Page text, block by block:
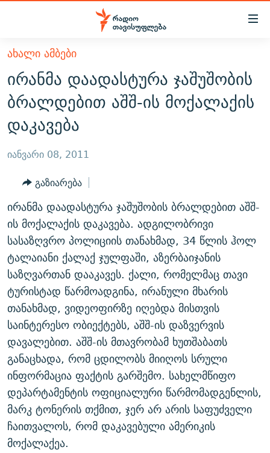
Accessibility
მთავარ
შინაარსზე
დაბრუნება
მთავარ
ნავიგაციაზე
დაბრუნება
ძიებაზე
ᲐᲮᲐᲚᲘ ᲐᲛᲑᲔᲑᲘ
ᲗᲔᲛᲔᲑᲘ
ᲞᲝᲚᲘᲢᲘᲙᲐ
ᲔᲙᲝᲜᲝᲛᲘᲙᲐ
ᲡᲐᲖᲝᲒᲐᲓᲝᲔᲑᲐ
ᲕᲘᲓᲔᲝ
ᲑᲚᲝᲒᲔᲑᲘ
ᲞᲝᲓᲙᲐᲡᲢᲔᲑᲘ
60 ᲓᲔᲪᲘᲑᲔᲚᲘ
ᲒᲐᲜᲙᲘᲗᲮᲕᲘᲡ ᲓᲦᲔ
ᲓᲘᲚᲘᲡ ᲡᲐᲣᲑᲠᲔᲑᲘ
ᲛᲝᲚᲐᲞᲐᲠᲐᲙᲔ ᲢᲔᲥᲡᲢᲔᲑᲘ
ᲨᲘᲜ - ᲣᲪᲮᲝᲔᲗᲨᲘ
ᲚᲘᲢᲔᲠᲐᲢᲣᲠᲣᲚᲘ ᲬᲐᲮᲜᲐᲒᲔᲑᲘ
ᲐᲛᲔᲠᲘᲙᲣᲚᲘ ᲛᲝᲗᲮᲠᲝᲑᲐ
ᲘᲛᲞᲔᲠᲘᲐ ᲓᲐ ᲠᲐᲓᲘᲝ
ᲤᲔᲜᲝᲕᲐᲜᲘ - 2.10
ᲗᲥᲕᲔᲜᲘ ᲞᲣᲑᲚᲘᲙᲐᲪᲘᲔᲑᲘ
ᲞᲠᲝᲔᲥᲢᲔᲑᲘ
ᲣᲙᲠᲐᲘᲜᲐᲨᲘ ᲓᲐᲦᲣᲞᲣᲚᲘ ᲥᲐᲠᲗᲕᲔᲚᲘ ᲛᲔᲑᲠᲫᲝᲚᲔᲑᲘ - 2022
ᲓᲐᲛᲝᲣᲙᲘᲓᲔᲑᲚᲝᲑᲘᲡ 100 ᲬᲔᲚᲘ
ᲩᲔᲛᲘ ᲡᲘᲙᲕᲓᲘᲚᲘᲡ ᲛᲘᲖᲔᲖᲘᲐ COVID-19
11 ᲬᲔᲚᲘ - 11 ᲐᲛᲑᲐᲕᲘ
ᲡᲐᲞᲐᲠᲚᲐᲛᲔᲜᲢᲝ ᲐᲠᲩᲔᲕᲜᲔᲑᲘᲡ ᲘᲡᲢᲝᲠᲘᲐ
ᲑᲐᲕᲨᲕᲔᲑᲘ ᲞᲠᲝᲡᲢᲘᲢᲣᲪᲘᲐᲨᲘ - ᲐᲛᲝᲣᲗᲥᲛᲔᲚᲘ ᲐᲛᲑᲐᲕᲘ
5 ᲐᲛᲑᲐᲕᲘ - 20 ᲘᲕᲜᲘᲡᲡ ᲓᲐᲨᲐᲕᲔᲑᲣᲚᲔᲑᲘ
ᲐᲒᲕᲘᲡᲢᲝᲡ ᲝᲛᲘ
ПРИВЕТ ᲙᲣᲚᲢᲣᲠᲐ
ЭХО КАВКАЗА
ᲒᲐᲛᲝᲘᲬᲔᲠᲔ
რთე/რთ-ის ყველა საიტი
ᲐᲮᲐᲚᲘ ᲐᲛᲑᲔᲑᲘ
ირანმა დაადასტურა ჯაშუშობის
ბრალდებით აშშ-ის მოქალაქის
დაკავება
იანვარი 08, 2011
გაზიარება
ირანმა დაადასტურა ჯაშუშობის ბრალდებით აშშ-
ის მოქალაქის დაკავება. ადგილობრივი
სასაზღვრო პოლიციის თანახმად, 34 წლის ჰოლ
ტალაიანი ქალაქ ჯულფაში, აზერბაიჯანის
საზღვართან დააკავეს. ქალი, რომელმაც თავი
ტურისტად წარმოადგინა, ირანული მხარის
თანახმად, ვიდეოფირზე იღებდა მისთვის
საინტერესო ობიექტებს, აშშ-ის დაზვერვის
დავალებით. აშშ-ის მთავრობამ ხუთშაბათს
განაცხადა, რომ ცდილობს მიიღოს სრული
ინფორმაცია ფაქტის გარშემო. სახელმწიფო
დეპარტამენტის ოფიციალური წარმომადგენლის,
მარკ ტონერის თქმით, ჯერ არ არის საფუძველი
ჩაითვალოს, რომ დაკავებული ამერიკის
მოქალაქეა.